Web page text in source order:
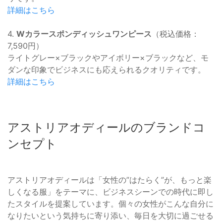
詳細はこちら
4. Wカラースポンディッシュワンピース （税込価格：
7,590円）
ライトグレー×ブラックやアイボリー×ブラックなど、モ
ダンな印象でビジネスにも応えられるクオリティです。
詳細はこちら
アストリアオディールのブランドコ
ンセプト
アストリアオディールは「女性の”はたらく”が、もっと楽
しくなる服」をテーマに、ビジネスシーンでの時代に即し
たスタイルを提案しています。個々の女性がこんな自分に
なりたいという気持ちに寄り添い、毎日を大切に過ごせる